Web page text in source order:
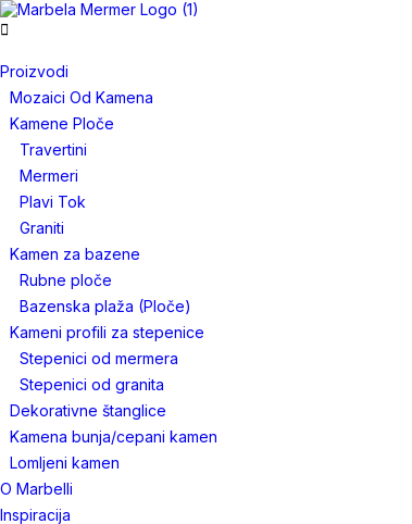
Proizvodi
Mozaici Od Kamena
Kamene Ploče
Travertini
Mermeri
Plavi Tok
Graniti
Kamen za bazene
Rubne ploče
Bazenska plaža (Ploče)
Kameni profili za stepenice
Stepenici od mermera
Stepenici od granita
Dekorativne štanglice
Kamena bunja/cepani kamen
Lomljeni kamen
O Marbelli
Inspiracija